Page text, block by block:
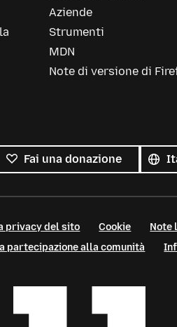
Aziende
Strumenti
MDN
Note di versione di
Fai una donazione
le
lingue
Lingua
privacy del sito Cookie
Note
partecipazione alla comunità